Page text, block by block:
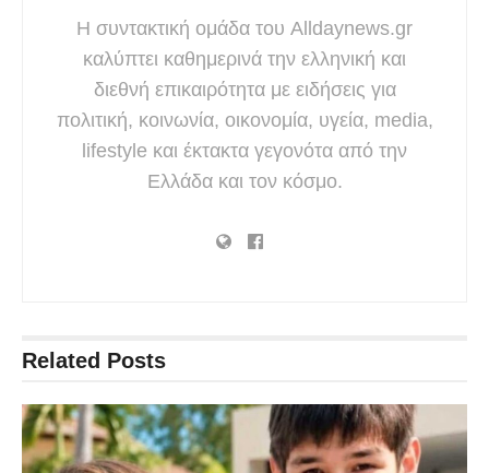
Η συντακτική ομάδα του Alldaynews.gr
καλύπτει καθημερινά την ελληνική και
διεθνή επικαιρότητα με ειδήσεις για
πολιτική, κοινωνία, οικονομία, υγεία, media,
lifestyle και έκτακτα γεγονότα από την
Ελλάδα και τον κόσμο.
Related Posts